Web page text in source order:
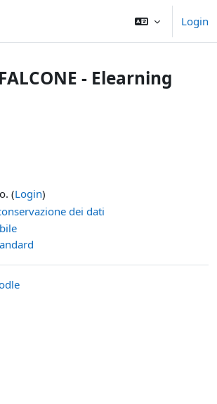
Login
- Elearning
(Login)
dei dati